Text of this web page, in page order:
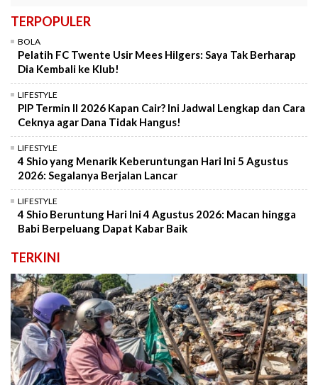
TERPOPULER
BOLA
Pelatih FC Twente Usir Mees Hilgers: Saya Tak Berharap
Dia Kembali ke Klub!
LIFESTYLE
PIP Termin II 2026 Kapan Cair? Ini Jadwal Lengkap dan Cara
Ceknya agar Dana Tidak Hangus!
LIFESTYLE
4 Shio yang Menarik Keberuntungan Hari Ini 5 Agustus
2026: Segalanya Berjalan Lancar
LIFESTYLE
4 Shio Beruntung Hari Ini 4 Agustus 2026: Macan hingga
Babi Berpeluang Dapat Kabar Baik
TERKINI